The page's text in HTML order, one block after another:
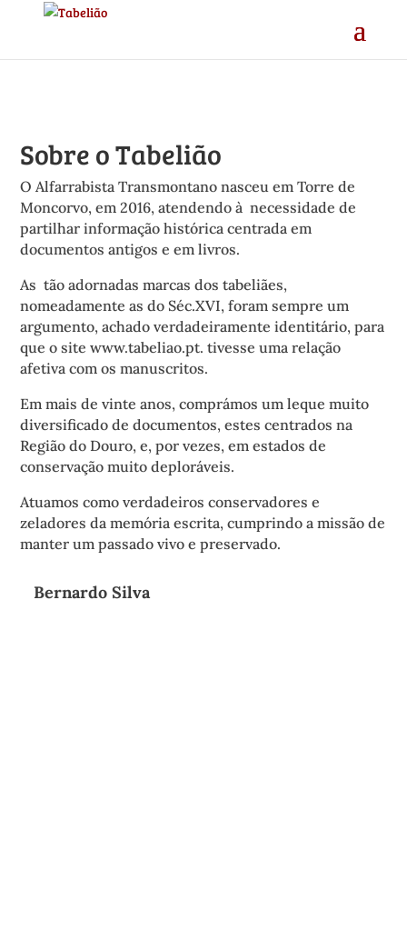
Sobre o Tabelião
O Alfarrabista Transmontano nasceu em Torre de
Moncorvo, em 2016, atendendo à necessidade de
partilhar informação histórica centrada em
documentos antigos e em livros.
As tão adornadas marcas dos tabeliães,
nomeadamente as do Séc.XVI, foram sempre um
argumento, achado verdadeiramente identitário, para
que o site www.tabeliao.pt. tivesse uma relação
afetiva com os manuscritos.
Em mais de vinte anos, comprámos um leque muito
diversificado de documentos, estes centrados na
Região do Douro, e, por vezes, em estados de
conservação muito deploráveis.
Atuamos como verdadeiros conservadores e
zeladores da memória escrita, cumprindo a missão de
manter um passado vivo e preservado.
Bernardo Silva